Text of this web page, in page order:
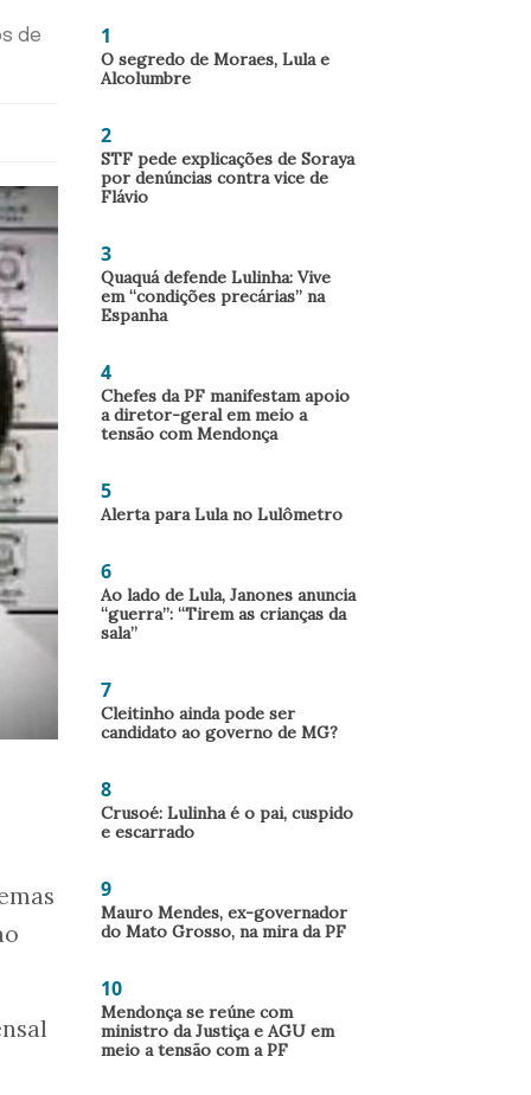
de 1
O segredo de Moraes, Lula e
Alcolumbre
2
STF pede explicações de Soraya
por denúncias contra vice de
Flávio
3
Quaquá defende Lulinha: Vive
em “condições precárias” na
Espanha
4
Chefes da PF manifestam apoio
a diretor-geral em meio a
tensão com Mendonça
5
Alerta para Lula no Lulômetro
6
Ao lado de Lula, Janones anuncia
“guerra”: “Tirem as crianças da
sala”
7
Cleitinho ainda pode ser
candidato ao governo de MG?
8
Crusoé: Lulinha é o pai, cuspido
e escarrado
9
Mauro Mendes, ex-governador
do Mato Grosso, na mira da PF
10
Mendonça se reúne com
ministro da Justiça e AGU em
meio a tensão com a PF